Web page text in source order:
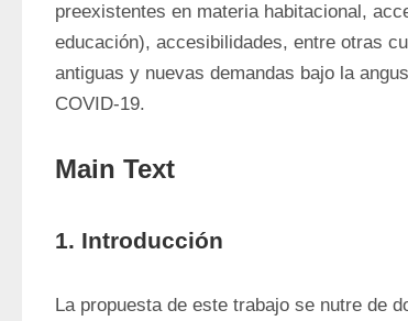
preexistentes en materia habitacional,
educación), accesibilidades, entre otras
antiguas y nuevas demandas bajo la
COVID-19.
Main Text
1. Introducción
La propuesta de este trabajo se nutre de